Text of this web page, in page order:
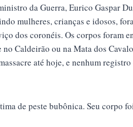
da Guerra, Eurico Gaspar
mulheres, crianças e idosos,
dos coronéis. Os corpos foram
Caldeirão ou na Mata dos
até hoje, e nenhum
de peste bubônica. Seu corpo